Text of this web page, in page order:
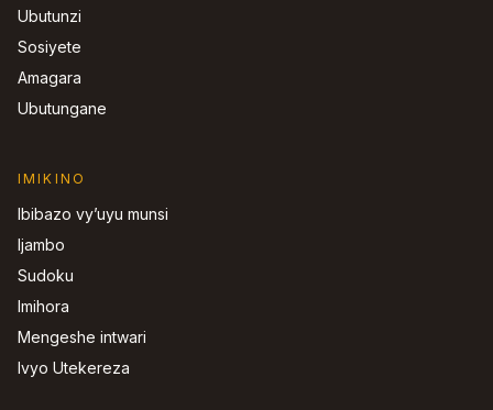
Ubutunzi
Sosiyete
Amagara
Ubutungane
IMIKINO
Ibibazo vy’uyu munsi
Ijambo
Sudoku
Imihora
Mengeshe intwari
Ivyo Utekereza